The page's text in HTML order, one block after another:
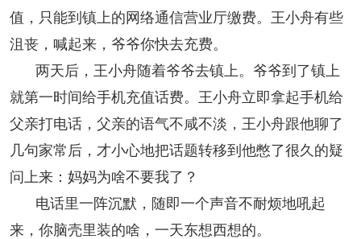
值，只能到镇上的网络通信营业厅缴费。王小舟有些
沮丧，喊起来，爷爷你快去充费。
两天后，王小舟随着爷爷去镇上。爷爷到了镇上
就第一时间给手机充值话费。王小舟立即拿起手机给
父亲打电话，父亲的语气不咸不淡，王小舟跟他聊了
几句家常后，才小心地把话题转移到他憋了很久的疑
问上来：妈妈为啥不要我了？
电话里一阵沉默，随即一个声音不耐烦地吼起
来，你脑壳里装的啥，一天东想西想的。